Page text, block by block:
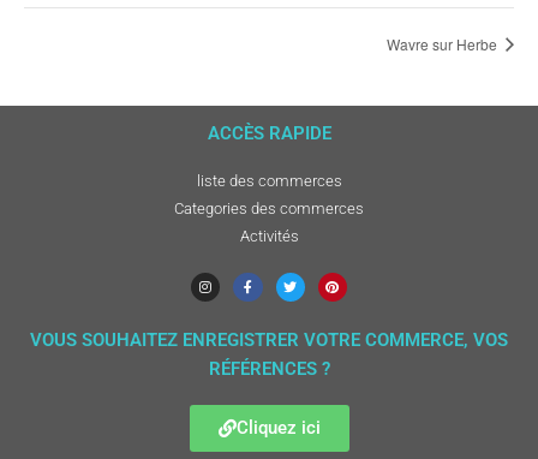
Wavre sur Herbe
ACCÈS RAPIDE
liste des commerces
Categories des commerces
Activités
VOUS SOUHAITEZ ENREGISTRER VOTRE COMMERCE, VOS
RÉFÉRENCES ?
Cliquez ici